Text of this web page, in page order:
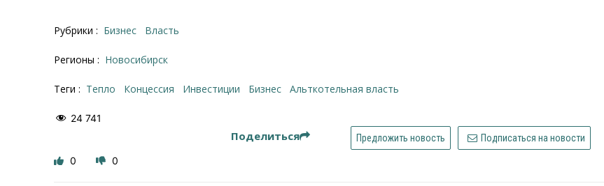
Рубрики : Бизнес Власть
Регионы : Новосибирск
Теги : тепло концессия инвестиции бизнес альткотельная власть
24 741
Поделиться Предложить новость Подписаться на новости
0 0